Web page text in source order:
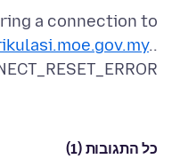
a connection to
..
כל התגובות (1)